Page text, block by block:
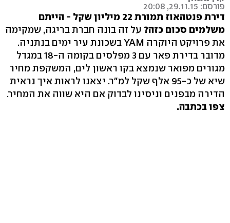
פורסם: 29.11.15, 20:08
דירת פנטהאוז תמורת 22 מיליון שקל - הייתם
משלמים סכום כזה? על זה בונה חברת בריגה, שמקימה
את פרויקט היוקרה YAM בשכונת עיר ימים בנתניה.
מדובר בדירת פאר עם 3 מפלסים בקומה ה-18 במגדל
מגורים מפואר שנמצא בקו ראשון לים, המשקפת מחיר
שיא של כ-95 אלף שקל למ"ר. יצאנו לראות איך נראית
הדירה מבפנים וניסינו לבדוק אם היא שווה את המחיר.
צפו בכתבה.